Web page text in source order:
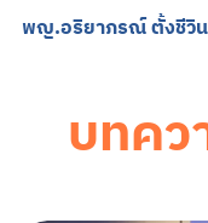
พญ.อริยาภรณ์ ตั้งชีวิ
บทคว